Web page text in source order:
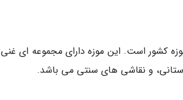
و قدیمی ترین موزه کشور است. این موزه دارای مجموعه ای غنی
و نقاشی های سنتی می باشد.